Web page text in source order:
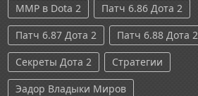
ММР в Dota 2
Патч 6.86 Дота 2
Патч 6.87 Дота 2
Патч 6.88 Дота 2
Секреты Дота 2
Стратегии
Эадор Владыки Миров